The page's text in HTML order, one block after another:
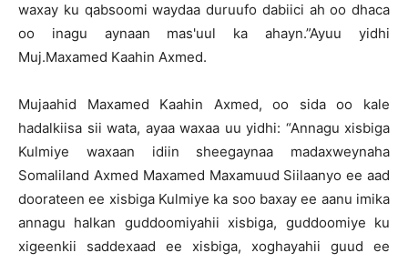
waxay ku qabsoomi waydaa duruufo dabiici ah oo dhaca
oo inagu aynaan mas'uul ka ahayn.”Ayuu yidhi
Muj.Maxamed Kaahin Axmed.
Mujaahid Maxamed Kaahin Axmed, oo sida oo kale
hadalkiisa sii wata, ayaa waxaa uu yidhi: “Annagu xisbiga
Kulmiye waxaan idiin sheegaynaa madaxweynaha
Somaliland Axmed Maxamed Maxamuud Siilaanyo ee aad
doorateen ee xisbiga Kulmiye ka soo baxay ee aanu imika
annagu halkan guddoomiyahii xisbiga, guddoomiye ku
xigeenkii saddexaad ee xisbiga, xoghayahii guud ee